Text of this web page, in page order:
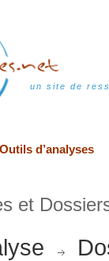
un site de
Outils d’analyses
et